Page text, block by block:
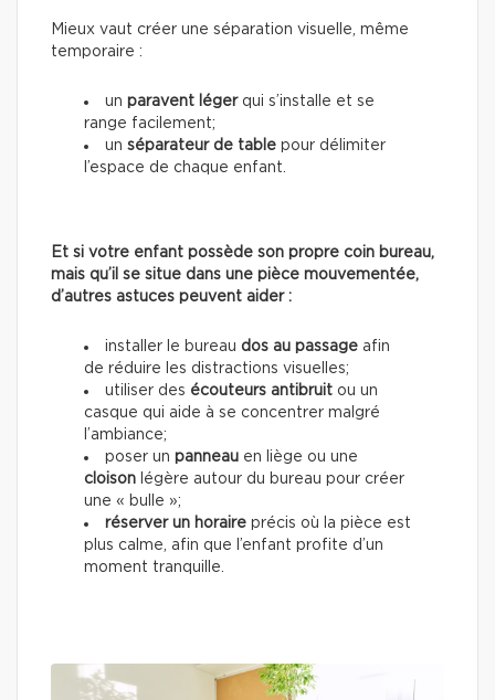
Mieux vaut créer une séparation visuelle, même
temporaire :
un paravent légerqui s’installe et se
range facilement;
un séparateur de table pour délimiter
l’espace de chaque enfant.
Et si votre enfant possède son propre coin bureau,
mais qu’il se situe dans une pièce mouvementée,
d’autres astuces peuvent aider :
installer le bureau dos au passage afin
de réduire les distractions visuelles;
utiliser des écouteurs antibruit ou un
casque qui aide à se concentrer malgré
l’ambiance;
poser un panneau en liège ou une
cloison légère autour du bureau pour créer
une « bulle »;
réserver un horaire précis où la pièce est
plus calme, afin que l’enfant profite d’un
moment tranquille.